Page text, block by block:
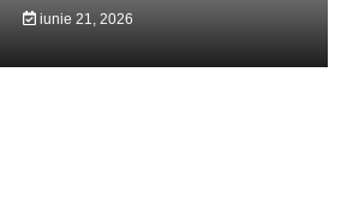
iunie 21, 2026